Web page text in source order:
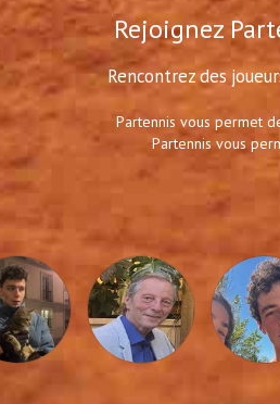
Rejoignez
Rencontrez des
Partennis vous permet
Partennis vous